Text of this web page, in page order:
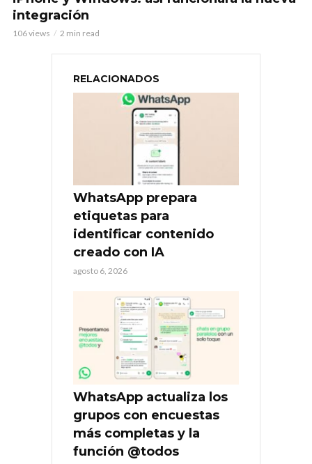
integración
106 views 2 min read
RELACIONADOS
WhatsApp prepara
etiquetas para
identificar contenido
creado con IA
agosto 6, 2026
WhatsApp actualiza los
grupos con encuestas
más completas y la
función @todos